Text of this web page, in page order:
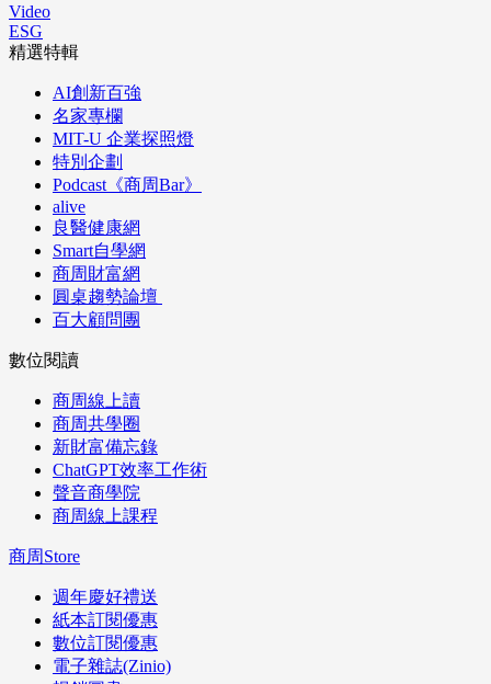
Video
ESG
精選特輯
AI創新百強
名家專欄
MIT-U 企業探照燈
特別企劃
Podcast《商周Bar》
alive
良醫健康網
Smart自學網
商周財富網
圓桌趨勢論壇
百大顧問團
數位閱讀
商周線上讀
商周共學圈
新財富備忘錄
ChatGPT效率工作術
聲音商學院
商周線上課程
商周Store
週年慶好禮送
紙本訂閱優惠
數位訂閱優惠
電子雜誌(Zinio)